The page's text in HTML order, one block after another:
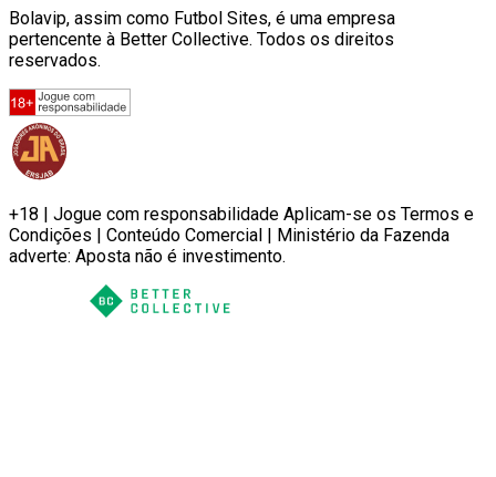
Bolavip, assim como Futbol Sites, é uma empresa
pertencente à Better Collective. Todos os direitos
reservados.
+18 | Jogue com responsabilidade Aplicam-se os Termos e
Condições | Conteúdo Comercial | Ministério da Fazenda
adverte: Aposta não é investimento.